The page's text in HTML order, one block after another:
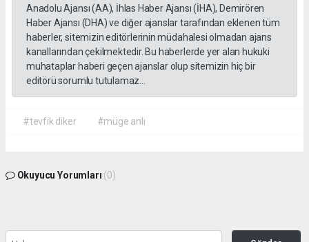
Anadolu Ajansı (AA), İhlas Haber Ajansı (İHA), Demirören
Haber Ajansı (DHA) ve diğer ajanslar tarafından eklenen tüm
haberler, sitemizin editörlerinin müdahalesi olmadan ajans
kanallarından çekilmektedir. Bu haberlerde yer alan hukuki
muhataplar haberi geçen ajanslar olup sitemizin hiç bir
editörü sorumlu tutulamaz...
#tevfik diker #müge anlı
Okuyucu Yorumları (0)